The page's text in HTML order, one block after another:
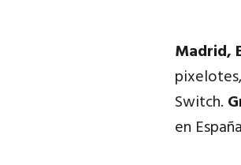
Madrid,
Switch.
en